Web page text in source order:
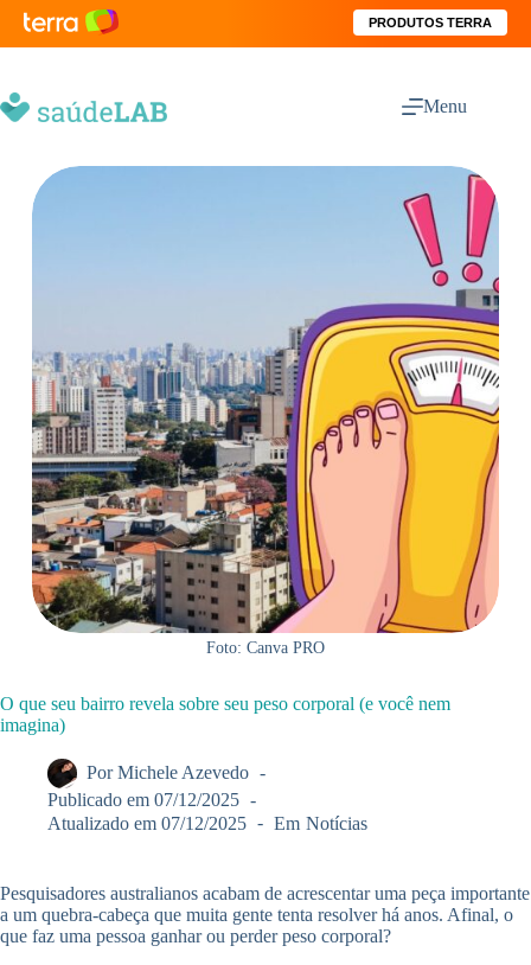
PRODUTOS TERRA
Menu
Foto: Canva PRO
O que seu bairro revela sobre seu peso corporal (e você nem
imagina)
Por Michele Azevedo
Publicado em 07/12/2025
Atualizado em 07/12/2025 Em Notícias
Pesquisadores australianos acabam de acrescentar uma peça importante
a um quebra-cabeça que muita gente tenta resolver há anos. Afinal, o
que faz uma pessoa ganhar ou perder peso corporal?